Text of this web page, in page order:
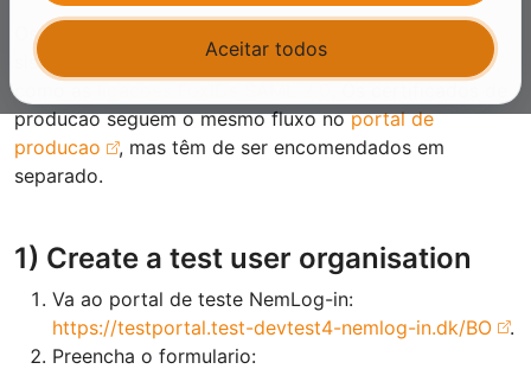
Os certificados de teste OCES3 sao certificados de
sistema usados para integracoes de teste NemLog-in,
como as
producao seguem o mesmo fluxo noportal de
producao
, mas têm de ser encomendados em
separado.
1) Create a test user organisation
Va ao portal de teste NemLog-in:
https://testportal.test-devtest4-nemlog-in.dk/BO
.
Preencha o formulario:
Aceitar todos